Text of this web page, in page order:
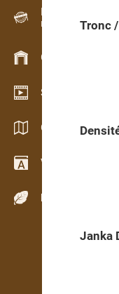
Enregistreur
Inventaire du bois
Gestion du stock
Schowroom
Catalogues /
Vocabulaire
Espèces de bois
Tronc
Janka